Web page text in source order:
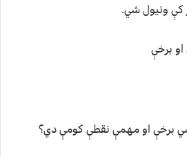
ونیول شي.
او برخې
برخې او مهمې نقطې کومې دي؟